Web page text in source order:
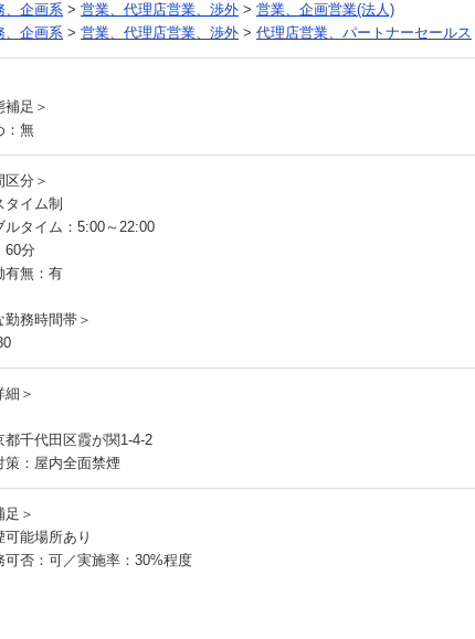
、企画系 > 営業、代理店営業、渉外 > 営業、企画営業(法人)
、企画系 > 営業、代理店営業、渉外 > 代理店営業、パートナーセールス
補足＞
：無
区分＞
タイム制
ルタイム：5:00～22:00
60分
有無：有
勤務時間帯＞
細＞
都千代田区霞が関1-4-2
策：屋内全面禁煙
足＞
能場所あり
否：可／実施率：30%程度